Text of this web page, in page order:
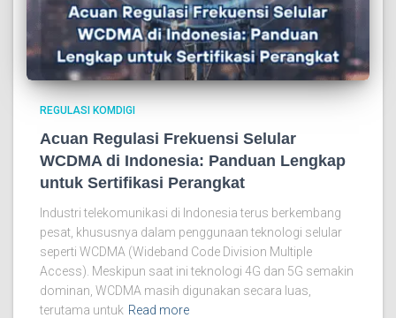
REGULASI KOMDIGI
Acuan Regulasi Frekuensi Selular
WCDMA di Indonesia: Panduan Lengkap
untuk Sertifikasi Perangkat
Industri telekomunikasi di Indonesia terus berkembang
pesat, khususnya dalam penggunaan teknologi selular
seperti WCDMA (Wideband Code Division Multiple
Access). Meskipun saat ini teknologi 4G dan 5G semakin
dominan, WCDMA masih digunakan secara luas,
terutama untuk Read more